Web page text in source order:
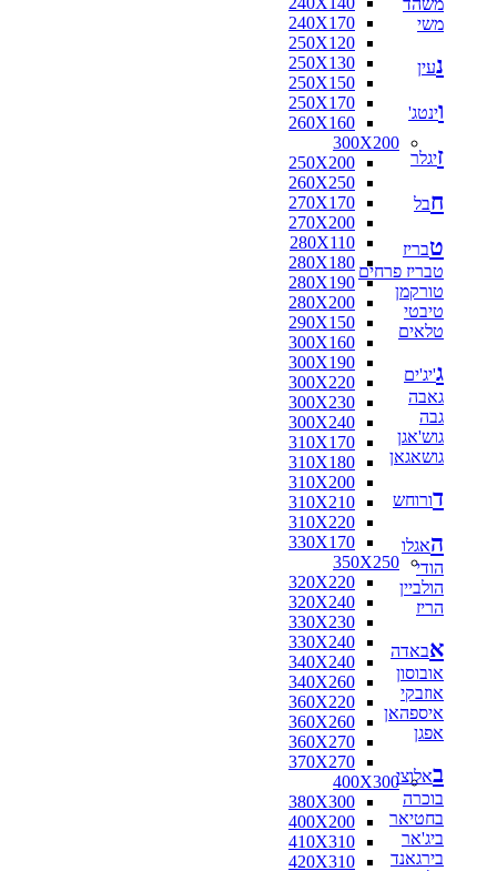
240X170
250X120
250X130
250X150
250X170
260X160
300X200
250X200
260X250
270X170
270X200
280X110
280X180
280X190
280X200
290X150
300X160
300X190
300X220
300X230
300X240
310X170
310X180
310X200
310X210
310X220
330X170
350X250
320X220
320X240
330X230
330X240
340X240
340X260
360X220
360X260
360X270
370X270
400X300
380X300
400X200
410X310
420X310
משהד
משי
נעין
וינטג'
זיגלר
חבל
טבריז
טבריז פרחים
טורקמן
טיבטי
טלאים
ג'יג'ים
גאבה
גבה
גוש'אגן
גושאגאן
דורוחש
האגלו
הודי
הולביין
הריז
אבאדה
אובוסון
אוזבקי
איספהאן
אפגן
באלוצי
בוכרה
בחטיאר
ביג'אר
בירגאנד